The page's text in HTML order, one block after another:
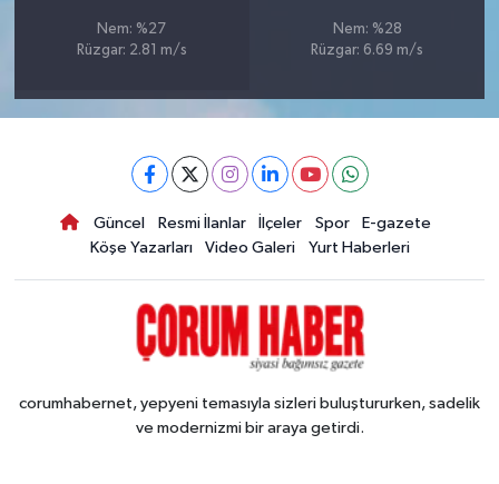
Nem: %27
Rüzgar: 2.81 m/s
Nem: %28
Rüzgar: 6.69 m/s
Güncel Resmi İlanlar İlçeler Spor
E-gazete
Köşe Yazarları
Video Galeri Yurt Haberleri
corumhabernet, yepyeni temasıyla sizleri buluştururken, sadelik
ve modernizmi bir araya getirdi.